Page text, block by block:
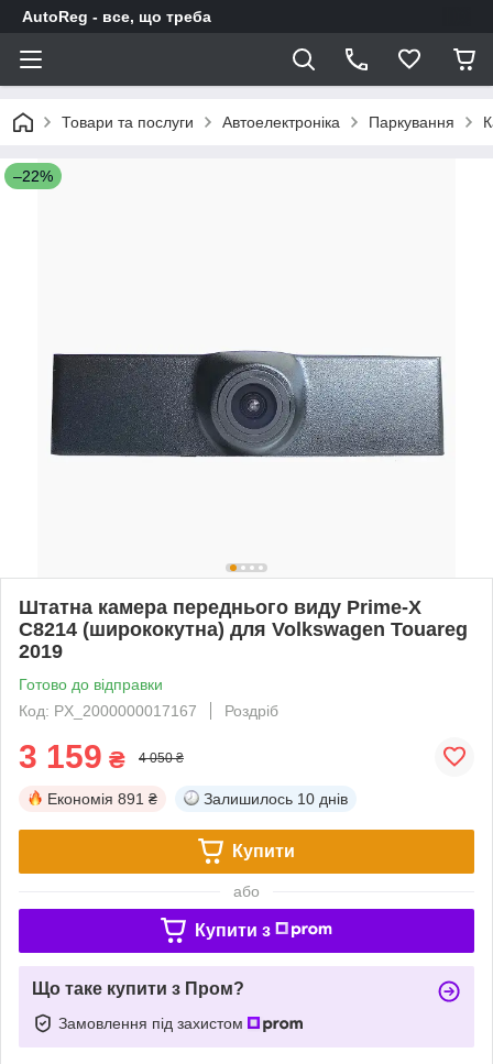
AutoReg - все, що треба
Товари та послуги Автоелектроніка Паркування
–22%
Штатна камера переднього виду Prime-X
C8214 (ширококутна) для Volkswagen Touareg
2019
Готово до відправки
Код: PX_2000000017167
Роздріб
3 159 ₴ 4 050 ₴
Економія 891 ₴ Залишилось 10 днів
Купити
або
Купити з
Що таке купити з Пром?
Замовлення під захистом